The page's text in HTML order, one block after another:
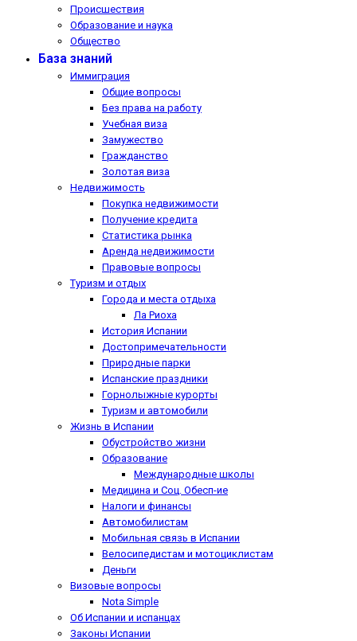
Происшествия
Образование и наука
Общество
База знаний
Иммиграция
Общие вопросы
Без права на работу
Учебная виза
Замужество
Гражданство
Золотая виза
Недвижимость
Покупка недвижимости
Получение кредита
Статистика рынка
Аренда недвижимости
Правовые вопросы
Туризм и отдых
Города и места отдыха
Ла Риоха
История Испании
Достопримечательности
Природные парки
Испанские праздники
Горнолыжные курорты
Туризм и автомобили
Жизнь в Испании
Обустройство жизни
Образование
Международные школы
Медицина и Соц. Обесп-ие
Налоги и финансы
Автомобилистам
Мобильная связь в Испании
Велосипедистам и мотоциклистам
Деньги
Визовые вопросы
Nota Simple
Об Испании и испанцах
Законы Испании